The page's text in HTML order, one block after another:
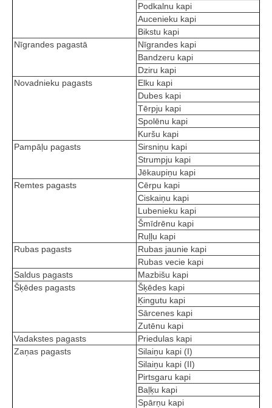
Podkalnu kapi
Aucenieku kapi
Bikstu kapi
Nīgrandes pagastā
Nīgrandes kapi
Bandzeru kapi
Dziru kapi
Novadnieku pagasts
Elku kapi
Dubes kapi
Tērpju kapi
Spolēnu kapi
Kuršu kapi
Pampāļu pagasts
Sirsniņu kapi
Strumpju kapi
Jēkaupiņu kapi
Remtes pagasts
Cērpu kapi
Ciskaiņu kapi
Lubenieku kapi
Šmīdrēnu kapi
Ruļļu kapi
Rubas pagasts
Rubas jaunie kapi
Rubas vecie kapi
Saldus pagasts
Mazbišu kapi
Šķēdes pagasts
Šķēdes kapi
Ķingutu kapi
Sārcenes kapi
Zutēnu kapi
Vadakstes pagasts
Priedulas kapi
Zaņas pagasts
Silaiņu kapi (I)
Silaiņu kapi (II)
Pirtsgaru kapi
Baļķu kapi
Spārņu kapi